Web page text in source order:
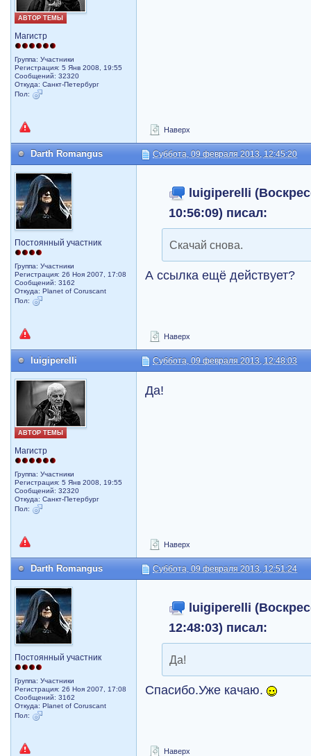
АВТОР ТЕМЫ
Магистр
Группа: Участники
Регистрация: 5 Янв 2008, 19:55
Сообщений: 32320
Откуда: Санкт-Петербург
Пол:
Наверх
Darth Romangus Суббота, 09 февраля 2013, 12:45:20
Постоянный участник
Группа: Участники
Регистрация: 26 Ноя 2007, 17:08
Сообщений: 3162
Откуда: Planet of Coruscant
Пол:
luigiperelli
10:56:09) писал:
Скачай снова.
А ссылка ещё действует?
Наверх
luigiperelli Суббота, 09 февраля 2013, 12:48:03
АВТОР ТЕМЫ
Магистр
Группа: Участники
Регистрация: 5 Янв 2008, 19:55
Сообщений: 32320
Откуда: Санкт-Петербург
Пол:
Да!
Наверх
Darth Romangus Суббота, 09 февраля 2013, 12:51:24
Постоянный участник
Группа: Участники
Регистрация: 26 Ноя 2007, 17:08
Сообщений: 3162
Откуда: Planet of Coruscant
Пол:
luigiperelli
12:48:03) писал:
Да!
Спасибо.Уже качаю.
Наверх